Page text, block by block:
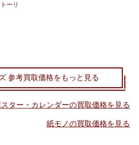
ーリ
参考買取価格をもっと見る
スター・カレンダーの買取価格を見る
紙モノの買取価格を見る